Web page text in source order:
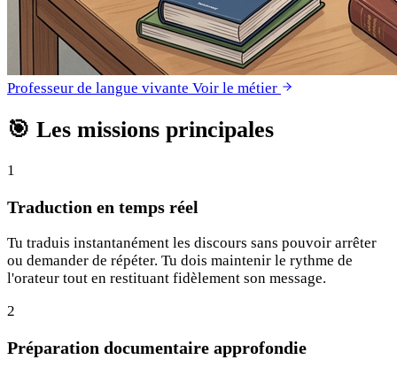
Professeur de langue vivante Voir le métier
🎯 Les missions principales
1
Traduction en temps réel
Tu traduis instantanément les discours sans pouvoir arrêter
ou demander de répéter. Tu dois maintenir le rythme de
l'orateur tout en restituant fidèlement son message.
2
Préparation documentaire approfondie